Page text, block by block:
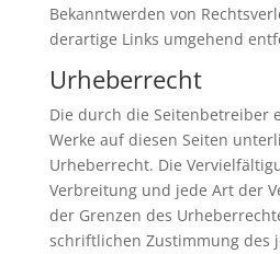
Bekanntwerden von
derartige Links umgehend
Urheberrecht
Die durch die Seitenbetreiber
Werke auf diesen Seiten
Urheberrecht. Die
Verbreitung und jede Art der
der Grenzen des
schriftlichen Zustimmung des